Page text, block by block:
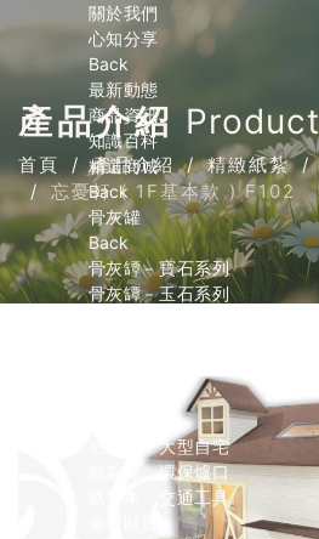
關於我們
心知分享
Back
最新動態
商品資訊
知識百科
精選商城
Back
骨灰罐
Back
骨灰罈－寶石系列
骨灰罈－玉石系列
紙紮屋．大型自宅
紙紮屋．環保爐口
紙紮車．交通工具
產品介紹 Product
首頁 產品介紹 精緻紙紮
忘憂軒 ( 1F基本款 ) F102